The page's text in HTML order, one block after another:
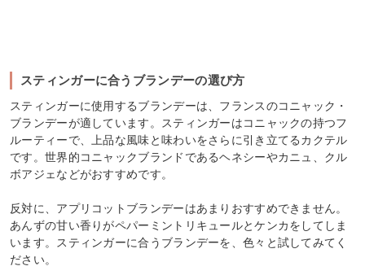
スティンガーに合うブランデーの選び方
スティンガーに使用するブランデーは、フランスのコニャック・
ブランデーが適しています。スティンガーはコニャックの持つフ
ルーティーで、上品な風味と味わいをさらに引き立てるカクテル
です。世界的コニャックブランドであるヘネシーやカニュ、クル
ボアジェなどがおすすめです。
反対に、アプリコットブランデーはあまりおすすめできません。
あんずの甘い香りがペパーミントリキュールとケンカをしてしま
います。スティンガーに合うブランデーを、色々と試してみてく
ださい。